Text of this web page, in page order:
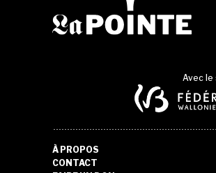
Avec le
À PROPOS
CONTACT